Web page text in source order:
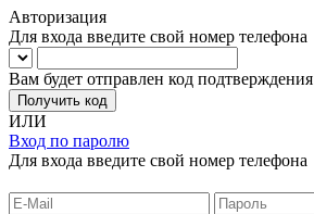
Авторизация
Для входа введите свой номер телефона
Вам будет отправлен код подтверждения
Получить код
ИЛИ
Вход по паролю
Для входа введите свой номер телефона